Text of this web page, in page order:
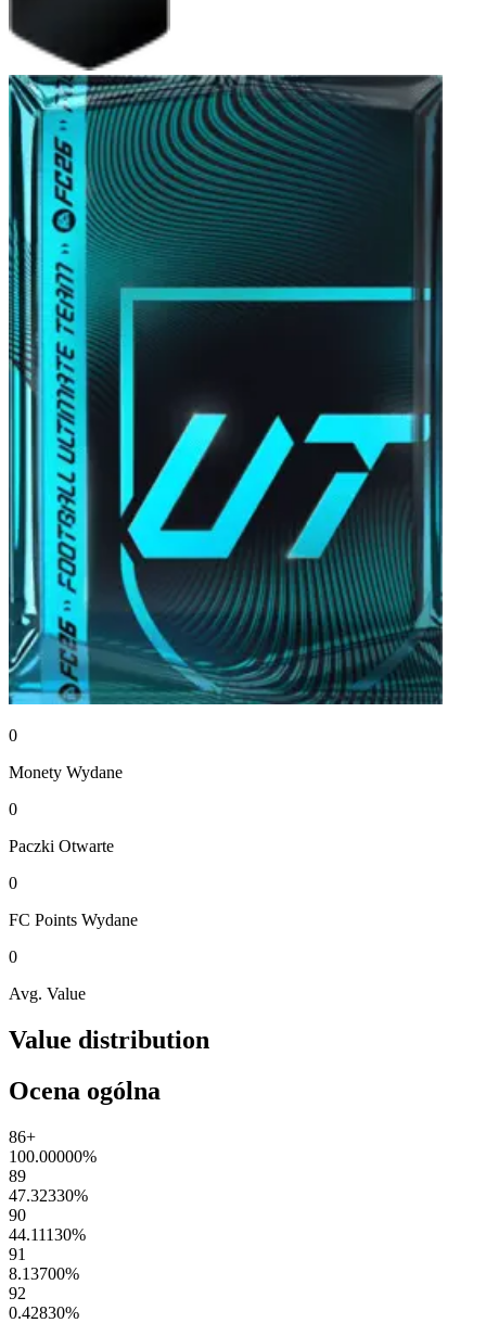
0
Monety Wydane
0
Paczki Otwarte
0
FC Points Wydane
0
Avg. Value
Value distribution
Ocena ogólna
86+
100.00000%
89
47.32330%
90
44.11130%
91
8.13700%
92
0.42830%